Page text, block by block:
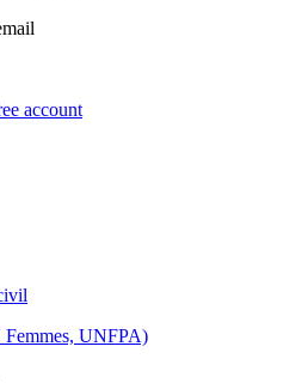
account
UNFPA)